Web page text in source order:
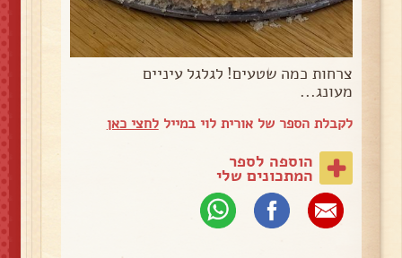
צרחות כמה שטעים! לגלגל עיניים
מעונג...
לקבלת הספר של אורית לוי במייללחצי כאן
הוספה לספר
המתכונים שלי